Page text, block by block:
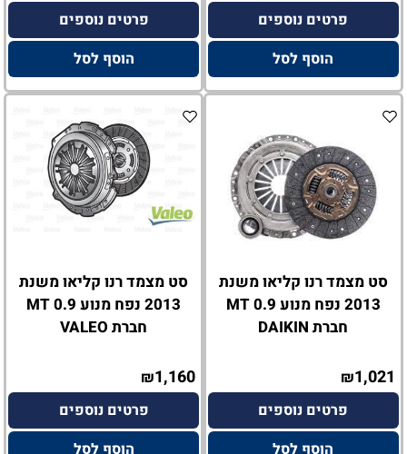
פרטים נוספים
הוסף לסל
פרטים נוספים
הוסף לסל
סט מצמד רנו קליאו משנת
2013 נפח מנוע 0.9 MT
חברת DAIKIN
₪1,021
פרטים נוספים
הוסף לסל
סט מצמד רנו קליאו משנת
2013 נפח מנוע 0.9 MT
חברת VALEO
₪1,160
פרטים נוספים
הוסף לסל